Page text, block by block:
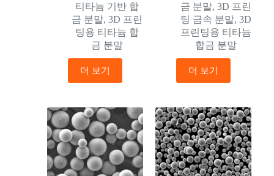
티타늄 기반 합
금 분말,3D 프린
팅용 티타늄 합
금 분말
더 보기
금 분말, 3D 프린
팅 금속 분말, 3D
프린팅용 티타늄
합금 분말
더 보기